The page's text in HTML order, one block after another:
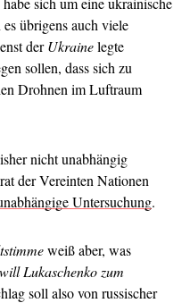
übrigens auch viele
derUkrainelegte
sollen, dass sich zu
Drohnen im Luftraum
nicht unabhängig
der Vereinten Nationen
Untersuchung.
weiß aber, was
Lukaschenko zum
soll also von russischer